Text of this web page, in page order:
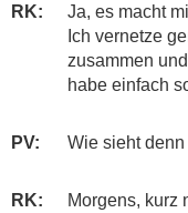
RK:
Ja, es macht
Ich vernetze
zusammen
habe einfach
PV: Wie sieht
RK:
Morgens, kurz